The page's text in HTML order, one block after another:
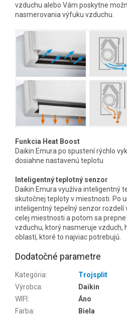
vzduchu alebo Vám poskytne
nasmerovania výfuku vzduchu.
Funkcia Heat Boost
Daikin Emura po spustení rýchlo
dosiahne nastavenú teplotu
Inteligentný teplotný senzor
Daikin Emura využíva inteligentný
skutočnej teploty v miestnosti. Po
inteligentný tepelný senzor rozdelí
celej miestnosti a potom sa
vzduchu, ktorý nasmeruje vzduch,
oblastí, ktoré to najviac potrebujú.
Dodatočné parametre
Kategória:
Trojsplit
Výrobca:
Daikin
WIFI :
Áno
Farba:
Biela